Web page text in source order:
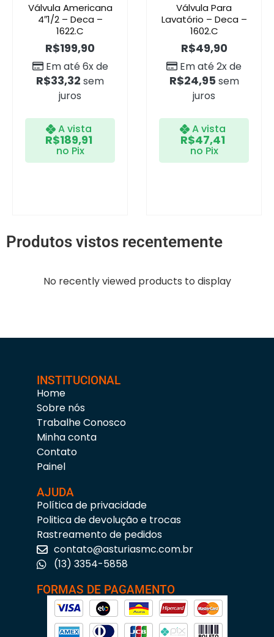
Válvula Americana
4″1/2 – Deca –
1622.C
R$199,90
Em até 6x de
R$33,32 sem
juros
A vista
R$189,91
no Pix
Válvula Para
Lavatório – Deca –
1602.C
R$49,90
Em até 2x de
R$24,95 sem
juros
A vista
R$47,41
no Pix
Produtos vistos recentemente
No recently viewed products to display
INSTITUCIONAL
Home
Sobre nós
Trabalhe Conosco
Minha conta
Contato
Painel
AJUDA
Política de privacidade
Politica de devolução e trocas
Rastreamento de pedidos
contato@asturiasmc.com.br
(13) 3354-5858
FORMAS DE PAGAMENTO